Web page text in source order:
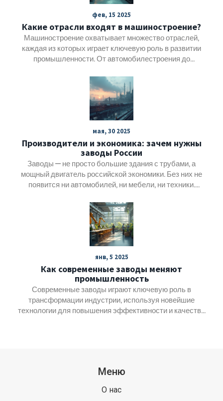
заводов и их роли в экономической структуре.
фев, 15 2025
Какие отрасли входят в машиностроение?
Машиностроение охватывает множество отраслей,
каждая из которых играет ключевую роль в развитии
промышленности. От автомобилестроения до
проникает во все сферы нашей жизни. Понимание
состава машиностроения поможет лучше увидеть его
влияние и перспективы на мировых рынках. Давайте
разберем, какие отрасли входят в эту важную
промышленную область и что ожидает машиностроение
в будущем.
мая, 30 2025
Производители и экономика: зачем нужны
заводы России
Заводы — не просто большие здания с трубами, а
мощный двигатель российской экономики. Без них не
появится ни автомобилей, ни мебели, ни техники.
регионы и пополняет бюджет страны. Даже простая
вещь, которую мы держим в руках, часто — результат
сложной работы заводов. Эта статья объяснит, почему
производителей нельзя отделять от процветания
страны и почему их развитие касается каждого.
янв, 5 2025
Как современные заводы меняют
промышленность
Современные заводы играют ключевую роль в
трансформации индустрии, используя новейшие
технологии для повышения эффективности и качества
становятся более адаптивными и
Рассматриваются успешные примеры внедрения новых
Меню
О нас